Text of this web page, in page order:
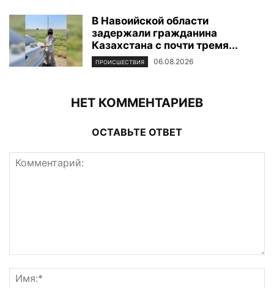
В Навоийской области
задержали гражданина
Казахстана с почти тремя...
ПРОИСШЕСТВИЯ 06.08.2026
НЕТ КОММЕНТАРИЕВ
ОСТАВЬТЕ ОТВЕТ